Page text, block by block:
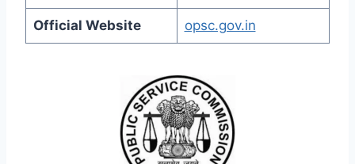
Official Website opsc.gov.in